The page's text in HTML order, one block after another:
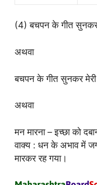
(4) बचपन के गीत सुनकर,
अथवा
बचपन के गीत सुनकर मेरी
अथवा
मन मारना – इच्छा को
वाक्य : धन के अभाव में
मारकर रह गया।